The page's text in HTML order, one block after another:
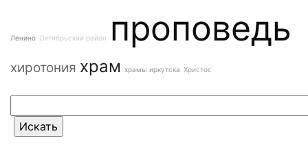
Ленино Октябрьский район проповедь
хиротония храм храмы иркутска Христос